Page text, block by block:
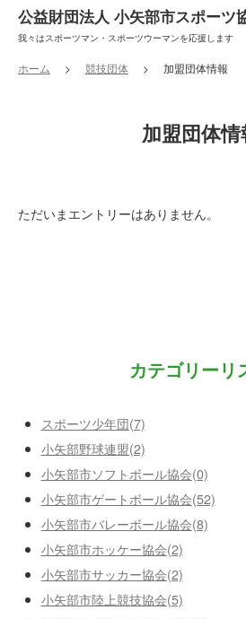
公益財団法人 小矢部市スポーツ
我々はスポーツマン・スポーツウーマンを応援します
ホーム 競技団体 加盟団体情報
加盟団体情
ただいまエントリーはありません。
カテゴリーリ
スポーツ少年団(7)
小矢部野球連盟(2)
小矢部市ソフトボール協会(0)
小矢部市ゲートボール協会(52)
小矢部市バレーボール協会(8)
小矢部市ホッケー協会(2)
小矢部市サッカー協会(2)
小矢部市陸上競技協会(5)